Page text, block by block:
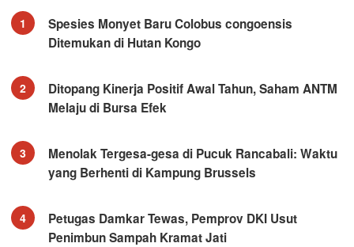
1
Spesies Monyet Baru Colobus congoensis
Ditemukan di Hutan Kongo
2
Ditopang Kinerja Positif Awal Tahun, Saham ANTM
Melaju di Bursa Efek
3
Menolak Tergesa-gesa di Pucuk Rancabali: Waktu
yang Berhenti di Kampung Brussels
4
Petugas Damkar Tewas, Pemprov DKI Usut
Penimbun Sampah Kramat Jati